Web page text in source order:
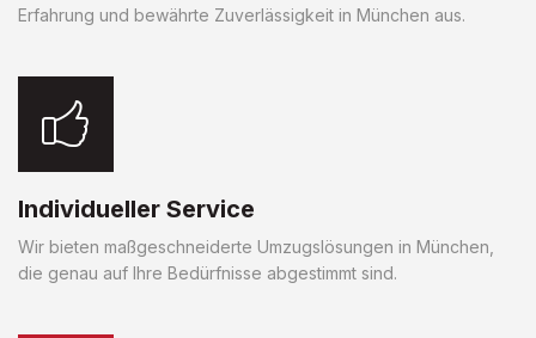
Erfahrung und bewährte Zuverlässigkeit in München aus.
Individueller Service
Wir bieten maßgeschneiderte Umzugslösungen in München,
die genau auf Ihre Bedürfnisse abgestimmt sind.